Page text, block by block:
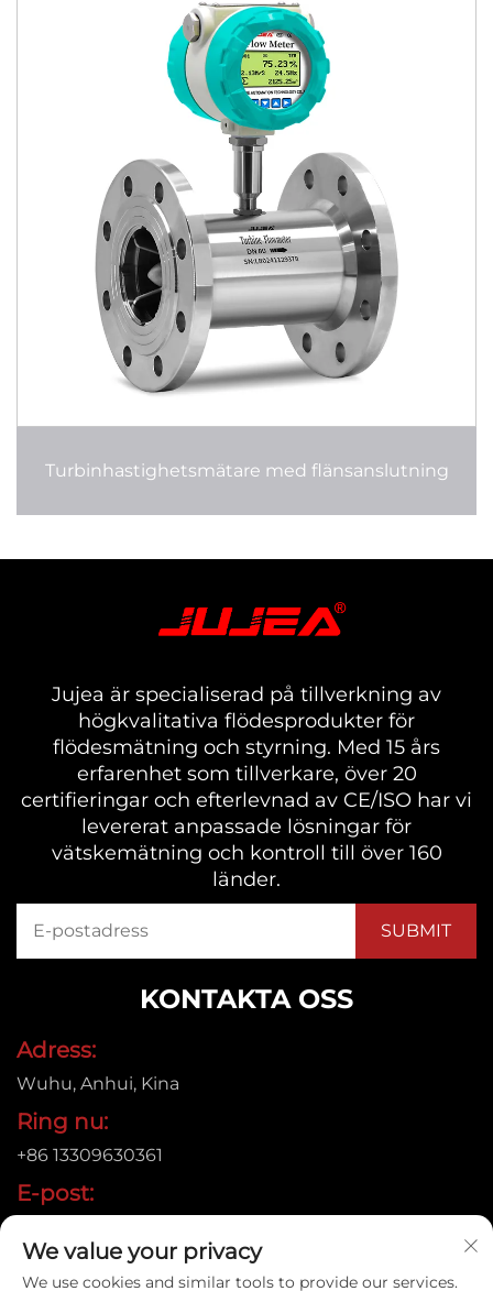
Turbinhastighetsmätare med flänsanslutning
Jujea är specialiserad på tillverkning av
högkvalitativa flödesprodukter för
flödesmätning och styrning. Med 15 års
erfarenhet som tillverkare, över 20
certifieringar och efterlevnad av CE/ISO har vi
levererat anpassade lösningar för
vätskemätning och kontroll till över 160
länder.
KONTAKTA OSS
Adress:
Wuhu, Anhui, Kina
Ring nu:
+86 13309630361
E-post:
We value your privacy
We use cookies and similar tools to provide our services.